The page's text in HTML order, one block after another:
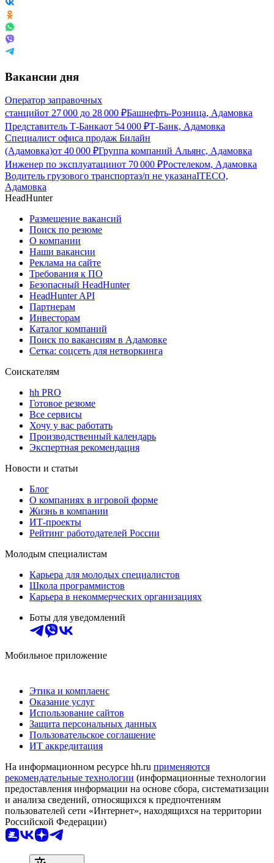
Вакансии дня
Оператор заправочных
станцийот 27 000 до 28 000 ₽Башнефть-Розница, Адамовка
Представитель Т-Банкаот 54 000 ₽Т-Банк, Адамовка
Специалист офиса продаж Билайн
(Адамовка)от 40 000 ₽Группа компаний Альянс, Адамовка
Инженер по эксплуатацииот 70 000 ₽Ростелеком, Адамовка
Водитель грузового транспортаз/п не указанаITECO,
Адамовка
HeadHunter
Размещение вакансий
Поиск по резюме
О компании
Наши вакансии
Реклама на сайте
Требования к ПО
Безопасный HeadHunter
HeadHunter API
Партнерам
Инвесторам
Каталог компаний
Поиск по вакансиям в Адамовке
Сетка: соцсеть для нетворкинга
Соискателям
hh PRO
Готовое резюме
Все сервисы
Хочу у вас работать
Производственный календарь
Экспертная рекомендация
Новости и статьи
Блог
О компаниях в игровой форме
Жизнь в компании
ИТ-проекты
Рейтинг работодателей России
Молодым специалистам
Карьера для молодых специалистов
Школа программистов
Карьера в некоммерческих организациях
Боты для уведомлений
Мобильное приложение
Этика и комплаенс
Оказание услуг
Использование сайтов
Защита персональных данных
Пользовательское соглашение
ИТ аккредитация
На информационном ресурсе hh.ru применяются
рекомендательные технологии (информационные технологии
предоставления информации на основе сбора, систематизации
и анализа сведений, относящихся к предпочтениям
пользователей сети «Интернет», находящихся на территории
Российской Федерации)